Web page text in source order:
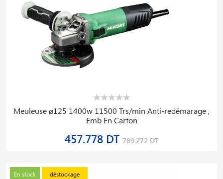
Meuleuse ø125 1400w 11500 Trs/min Anti-redémarage ,
Emb En Carton
457.778 DT 789.272 DT
En stock déstockage